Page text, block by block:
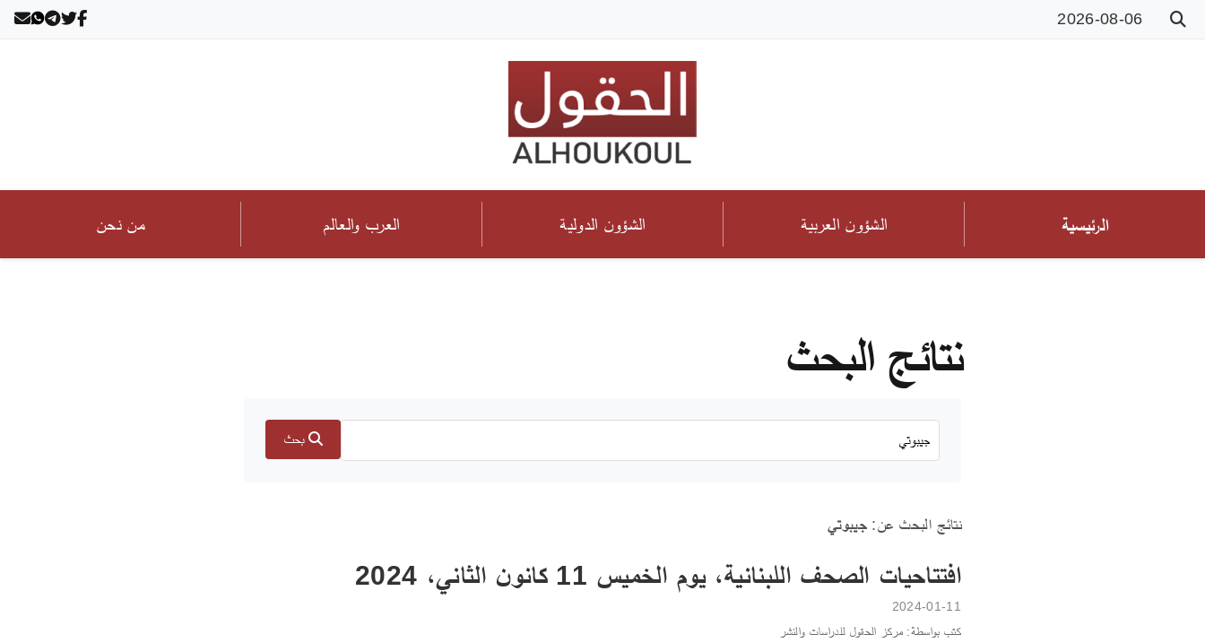
2026-08-06
الرئيسية الشؤون العربية الشؤون الدولية العرب والعالم من نحن
نتائج البحث
بحث
نتائج البحث عن:جيبوتي
افتتاحيات الصحف اللبنانية، يوم الخميس 11 كانون الثاني، 2024
2024-01-11
كتب بواسطة: مركز الحقول للدراسات والنشر